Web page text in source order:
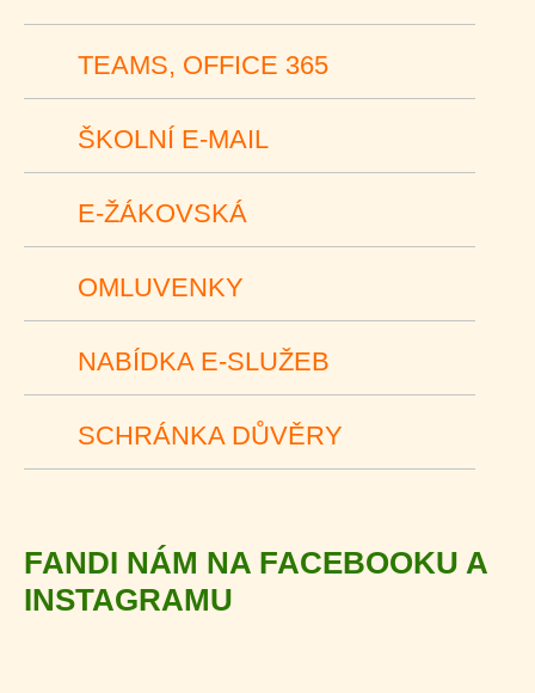
TEAMS, OFFICE 365
ŠKOLNÍ E-MAIL
E-ŽÁKOVSKÁ
OMLUVENKY
NABÍDKA E-SLUŽEB
SCHRÁNKA DŮVĚRY
FANDI NÁM NA FACEBOOKU A
INSTAGRAMU